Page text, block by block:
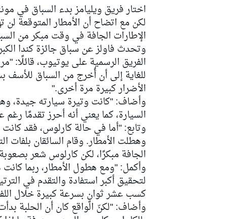
سباقات التحمّل
اختار فريق ويليامز بدء السباق في
لكن مع اتضاح أن الأمطار المتوقعة
الإطارات الجافة في وقت مبكر من
وتحدث فاولز عن سباق جائزة كندا
الفريق الرسمية على يوتيوب، قائلًا:
للغاية إلى أن أُخرج من السباق
الأضرار كبيرة مرة أخرى."
وأضاف: "كانت وتيرة سيارته جيدة،
السيارة، كما يعني أنه أحرز تقدمًا
وتابع: "أما في حالة كارلوس، فقد
وهطلت الأمطار. وقام السائقان بلفات
الجافة مبكرًا، لكن كارلوس شعر
وأكمل: "ومع هطول الأمطار، ربما
لتحقيق أكبر استفادة والتقدم في
كسب عشر ثوانٍ بسرعة كبيرة خلال
وأضاف: "لكنّ الواقع كان أن الحلبة